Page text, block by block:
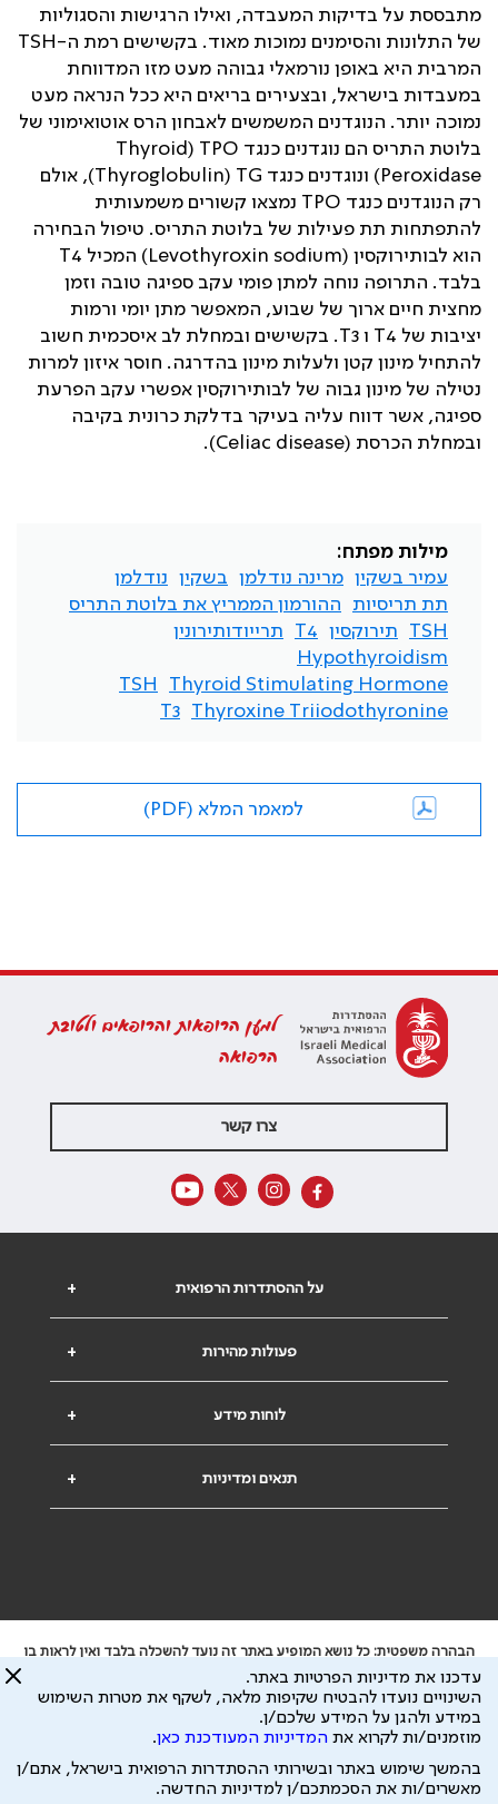
מתבססת על בדיקות המעבדה, ואילו הרגישות והסגוליות
של התלונות והסימנים נמוכות מאוד. בקשישים רמת ה- TSH
המרבית היא באופן נורמאלי גבוהה מעט מזו המדווחת
במעבדות בישראל, ובצעירים בריאים היא ככל הנראה מעט
נמוכה יותר. הנוגדנים המשמשים לאבחון הרס אוטואימוני של
בלוטת התריס הם נוגדנים כנגד TPO
(
Thyroid
Peroxidase) ונוגדנים כנגד TG
(
Thyroglobulin), אולם
רק הנוגדנים כנגד TPO נמצאו קשורים משמעותית
להתפתחות תת פעילות של בלוטת התריס. טיפול הבחירה
הוא לבותירוקסין (Levothyroxin sodium) המכיל T4
בלבד. התרופה נוחה למתן פומי עקב ספיגה טובה וזמן
מחצית חיים ארוך של שבוע, המאפשר מתן יומי ורמות
יציבות של T4 ו T3. בקשישים ובמחלת לב איסכמית חשוב
להתחיל מינון קטן ולעלות מינון בהדרגה. חוסר איזון למרות
נטילה של מינון גבוה של לבותירוקסין אפשרי עקב הפרעת
ספיגה, אשר דווח עליה בעיקר בדלקת כרונית בקיבה
ובמחלת הכרסת (Celiac disease
).
מילות מפתח:
עמיר בשקין מרינה נודלמן בשקין
נודלמן
תת תריסיות
ההורמון הממריץ את בלוטת התריס
TSH
תירוקסין T4
תרייודותירונין
Hypothyroidism
Thyroid Stimulating Hormone
TSH
Thyroxine Triiodothyronine
T3
למאמר המלא (PDF)
למען הרופאות והרופאים ולטובת
הרפואה
צרו קשר
+ על ההסתדרות הרפואית
+ פעולות מהירות
+ לוחות מידע
+ תנאים ומדיניות
הבהרה משפטית: כל נושא המופיע באתר זה נועד להשכלה בלבד ואין לראות בו
ייעוץ רפואי או משפטי. אין הר"י אחראית לתוכן המתפרסם באתר זה ולכל נזק
שעלול להיגרם.
ידוע לי שהר"י אוספת ושומרת מידע אישי לצורך מתן השרות וכי חלק ממנו עשוי
להיות מועבר לצדדים שלישיים, הכל בכפוף למדיניות הפרטיות
פיתוח ע"י עיצוב ע"י
עדכנו את מדיניות הפרטיות באתר.
השינויים נועדו להבטיח שקיפות מלאה, לשקף את מטרות השימוש
במידע ולהגן על המידע שלכם/ן.
מוזמנים/ות לקרוא את המדיניות המעודכנת כאן.
בהמשך שימוש באתר ובשירותי ההסתדרות הרפואית בישראל, אתם/ן
מאשרים/ות את הסכמתכם/ן למדיניות החדשה.